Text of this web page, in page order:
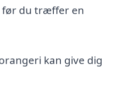
før du træffer en
kan give dig